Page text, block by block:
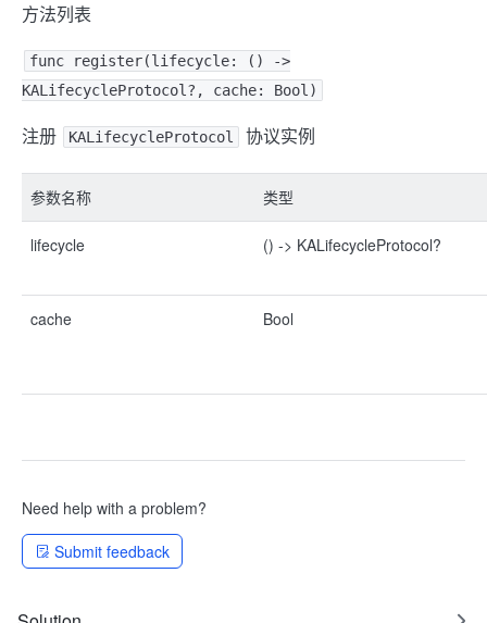
方法列表
func register(lifecycle: () ->
KALifecycleProtocol?, cache: Bool)
注册 KALifecycleProtocol 协议实例
参数名称 类型
lifecycle () -> KALifecycleProtocol?
cache Bool
Need help with a problem?
Submit feedback